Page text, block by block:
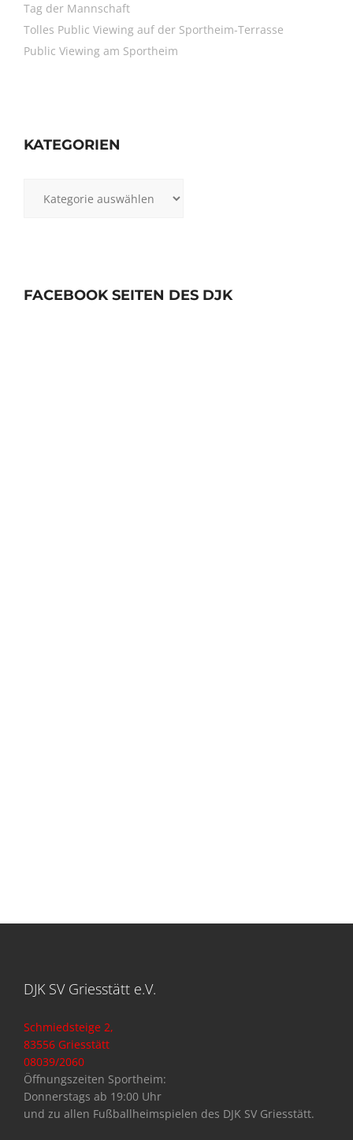
Tag der Mannschaft
Tolles Public Viewing auf der Sportheim-Terrasse
Public Viewing am Sportheim
KATEGORIEN
FACEBOOK SEITEN DES DJK
DJK SV Griesstätt e.V.
Schmiedsteige 2,
83556 Griesstätt
08039/2060
Öffnungszeiten Sportheim:
Donnerstags ab 19:00 Uhr
und zu allen Fußballheimspielen des DJK SV Griesstätt.